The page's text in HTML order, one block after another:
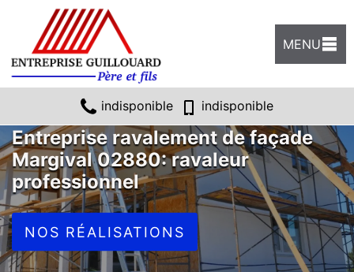
MENU
indisponible indisponible
Entreprise ravalement de façade
Margival 02880: ravaleur
professionnel
NOS RÉALISATIONS